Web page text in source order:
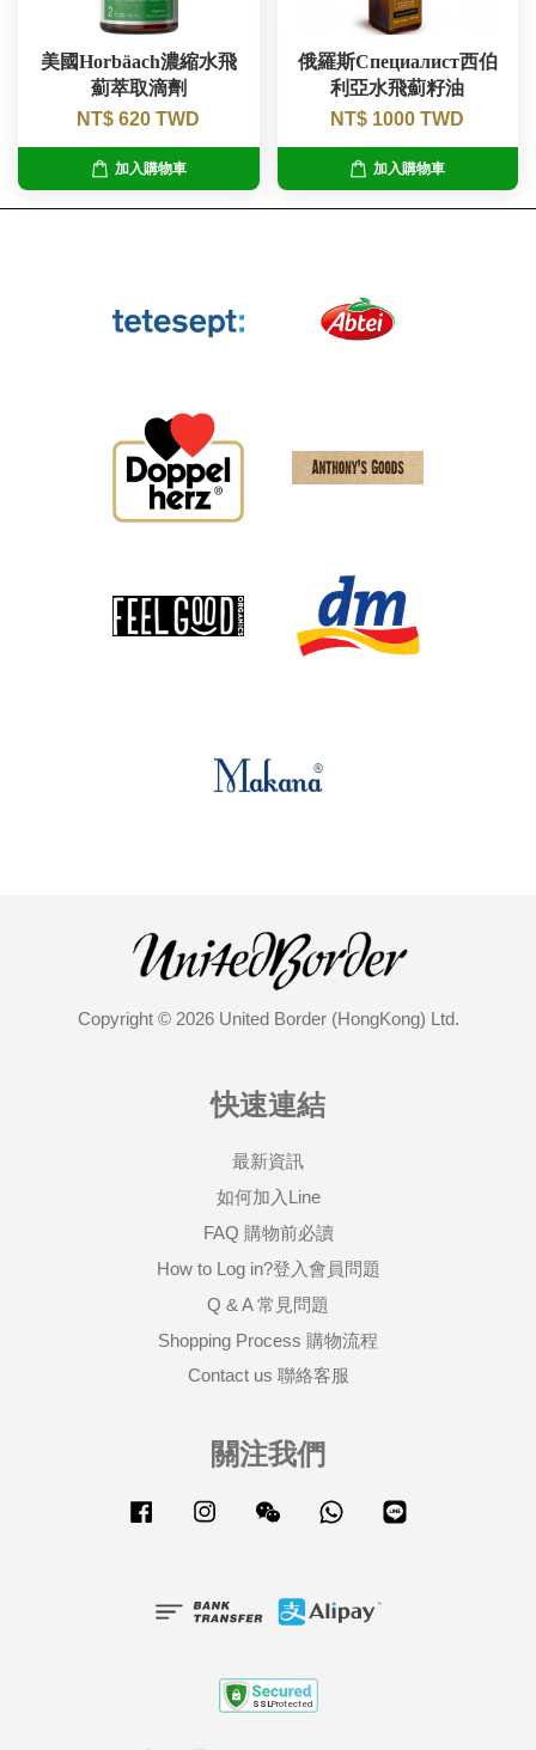
美國Horbäach濃縮水飛
薊萃取滴劑
NT$ 620 TWD
加入購物車
俄羅斯Специалист西伯
利亞水飛薊籽油
NT$ 1000 TWD
加入購物車
Copyright © 2026 United Border (HongKong) Ltd.
快速連結
最新資訊
如何加入Line
FAQ 購物前必讀
How to Log in?登入會員問題
Q & A 常見問題
Shopping Process 購物流程
Contact us 聯絡客服
關注我們
Facebook Instagram Wechat Whatsapp